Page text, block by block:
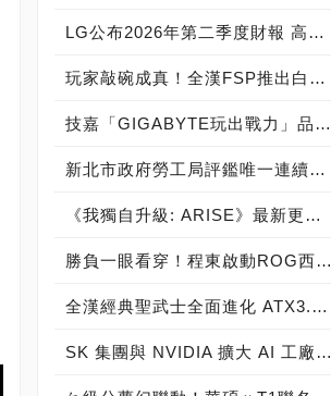
LG公布2026年第二季度財報 高附加價值產品銷售成長與成本競爭力提升，營業獲利年增 147%
玩家敲碗成真！全漢FSP推出白色 VITA PM MIT 1000W 靜音電源純白上市！ MIT 白金電源首度披上純白戰袍，支援 ATX 3.1、PCIe 5.1，10年保固！
技嘉「GIGABYTE玩出戰力」品牌活動8/3讓玩家「找到專屬配備」
新北市政府勞工局評鑑唯一連續三年獲獎企業！ 宏正三度榮膺新北市政府<友善移工企業>殊榮
《我獨自升級: ARISE》最新更新 成振宇覺醒闇影君主繼承者
勝負一眼看穿！程東啟動ROG西風之神 雙螢幕AI致勝全局
全漢經典聖武士全面進化 ATX3.1，價格不變！FSP VIC BD+ 電競入門最強銅牌電源！ ATX 3.1、全新壓紋線材、登錄享 5 年保固，打造新世代入門電競首選
SK 集團與 NVIDIA 擴大 AI 工廠與次世代記憶體策略合作 規模逾 5,000 億美元的 NVIDIA-SK AI 計畫（NVIDIA-SK AI Initiative）， 涵蓋 SK Telecom 最高達 2GW 的 AI 工廠，以及與 SK 海力士的長期 AI 記憶體合作